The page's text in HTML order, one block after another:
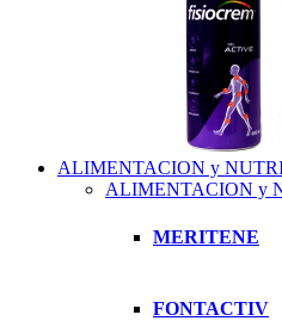
ALIMENTACION y
ALIMENTACION y
MERITENE
FONTACTIV